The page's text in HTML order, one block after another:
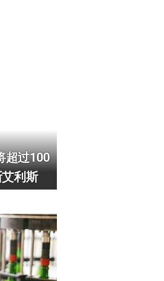
超过100
利斯